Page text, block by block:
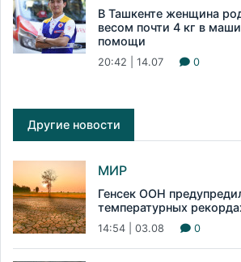
В Ташкенте женщина
весом почти 4 кг в
помощи
20:42 | 14.07 0
Другие новости
МИР
Генсек ООН
температурных
14:54 | 03.08 0